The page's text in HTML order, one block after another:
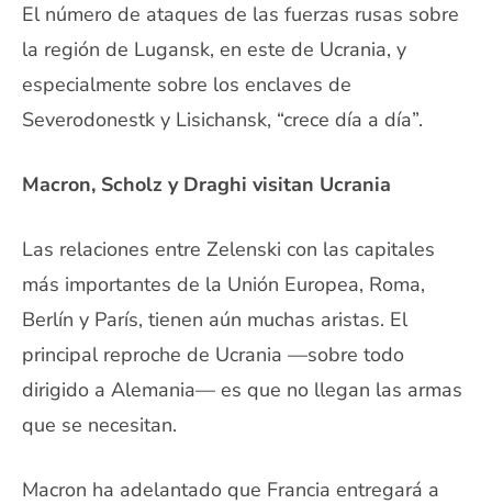
El número de ataques de las fuerzas rusas sobre
la región de Lugansk, en este de Ucrania, y
especialmente sobre los enclaves de
Severodonestk y Lisichansk, “crece día a día”.
Macron, Scholz y Draghi visitan Ucrania
Las relaciones entre Zelenski con las capitales
más importantes de la Unión Europea, Roma,
Berlín y París, tienen aún muchas aristas. El
principal reproche de Ucrania —sobre todo
dirigido a Alemania— es que no llegan las armas
que se necesitan.
Macron ha adelantado que Francia entregará a